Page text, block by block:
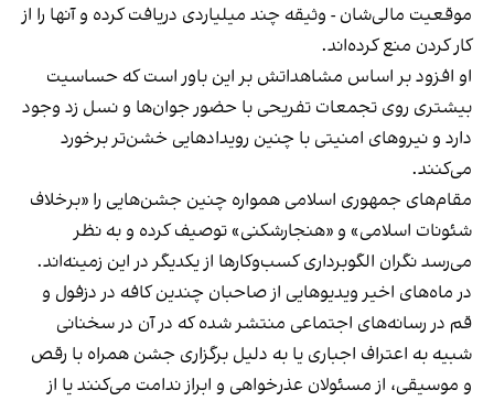
موقعیت مالی‌شان - وثیقه چند میلیاردی دریافت کرده و آنها را از
کار کردن منع کرده‌اند.
او افزود بر اساس مشاهداتش بر این باور است که حساسیت
بیشتری روی تجمعات تفریحی با حضور جوان‌ها و نسل زد وجود
دارد و نیروهای امنیتی با چنین رویدادهایی خشن‌تر برخورد
می‌کنند.
مقام‌های جمهوری اسلامی همواره چنین جشن‌هایی را «برخلاف
شئونات اسلامی» و «هنجارشکنی» توصیف کرده و به نظر
می‌رسد نگران الگوبرداری کسب‌وکارها از یکدیگر در این زمینه‌اند.
در ماه‌های اخیر ویدیوهایی از صاحبان چندین کافه در دزفول و
قم در رسانه‌های اجتماعی منتشر شده که در آن در سخنانی
شبیه به اعتراف اجباری یا به دلیل برگزاری جشن همراه با رقص
و موسیقی، از مسئولان عذرخواهی و ابراز ندامت می‌کنند یا از